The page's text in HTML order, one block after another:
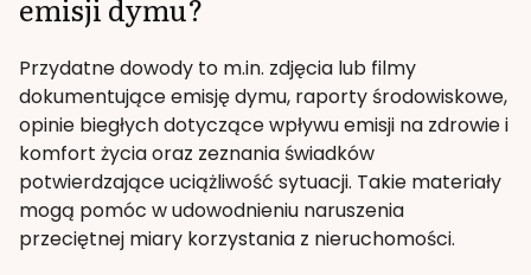
emisji dymu?
Przydatne dowody to m.in. zdjęcia lub filmy
dokumentujące emisję dymu, raporty środowiskowe,
opinie biegłych dotyczące wpływu emisji na zdrowie i
komfort życia oraz zeznania świadków
potwierdzające uciążliwość sytuacji. Takie materiały
mogą pomóc w udowodnieniu naruszenia
przeciętnej miary korzystania z nieruchomości.